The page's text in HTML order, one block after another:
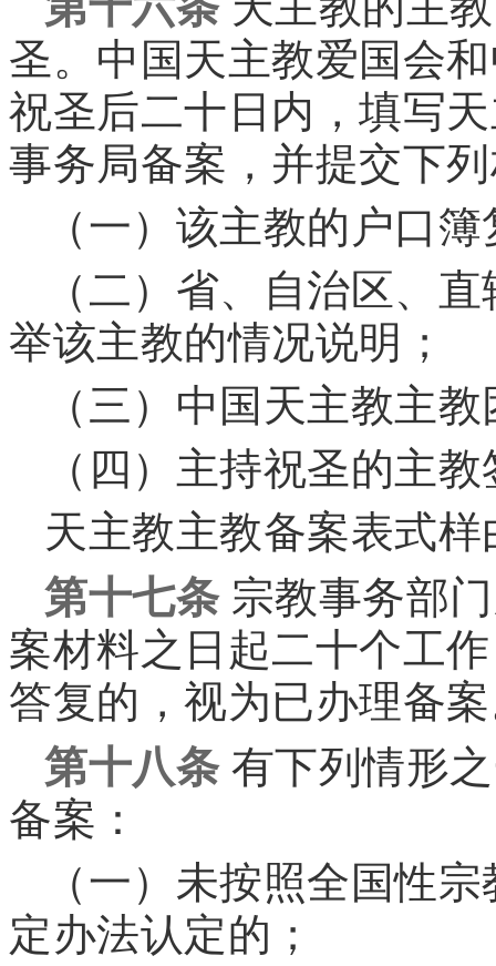
圣。中国天主教爱国会
祝圣后二十日内，填写
事务局备案，并提交下
（一）该主教的户口
（二）省、自治区、
举该主教的情况说明；
（三）中国天主教主
（四）主持祝圣的主
天主教主教备案表式
第十七条宗教事务部
案材料之日起二十个工
答复的，视为已办理备
第十八条有下列情形
备案：
（一）未按照全国性
定办法认定的；